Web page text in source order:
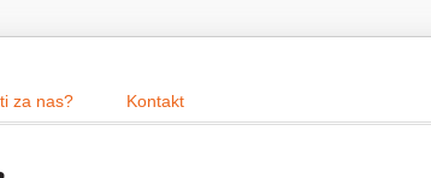
za nas? Kontakt